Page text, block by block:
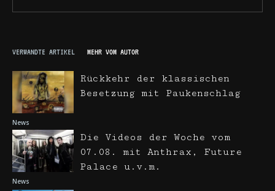
VERWANDTE ARTIKEL MEHR VOM AUTOR
News
Rückkehr der klassischen
Besetzung mit Paukenschlag
News
Die Videos der Woche vom
07.08. mit Anthrax, Future
Palace u.v.m.